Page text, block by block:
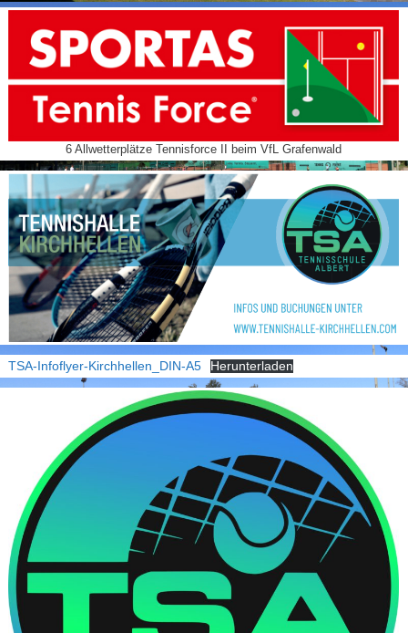
6 Allwetterplätze Tennisforce II beim VfL Grafenwald
TSA-Infoflyer-Kirchhellen_DIN-A5 Herunterladen